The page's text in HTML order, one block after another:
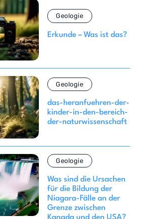
Geologie
Erkunde – Was ist das?
Geologie
das-heranfuehren-der-
kinder-in-den-bereich-
der-naturwissenschaft
Geologie
Was sind die Ursachen
für die Bildung der
Niagara-Fälle an der
Grenze zwischen